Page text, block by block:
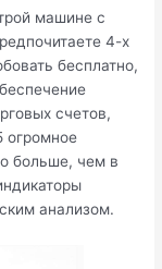
машине с
4-х
бесплатно,
счетов,
огромное
больше, чем в
анализом.